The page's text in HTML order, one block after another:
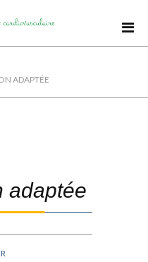
ADAPTÉE
adaptée